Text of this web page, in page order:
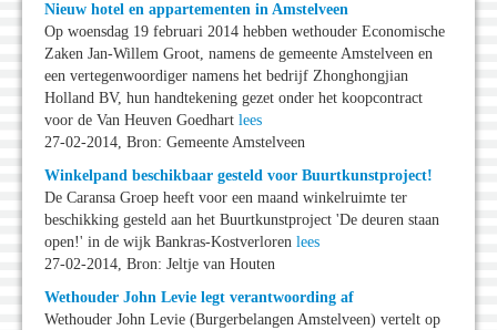
Nieuw hotel en appartementen in Amstelveen
Op woensdag 19 februari 2014 hebben wethouder Economische
Zaken Jan-Willem Groot, namens de gemeente Amstelveen en
een vertegenwoordiger namens het bedrijf Zhonghongjian
Holland BV, hun handtekening gezet onder het koopcontract
voor de Van Heuven Goedhart lees
27-02-2014, Bron: Gemeente Amstelveen
Winkelpand beschikbaar gesteld voor Buurtkunstproject!
De Caransa Groep heeft voor een maand winkelruimte ter
beschikking gesteld aan het Buurtkunstproject 'De deuren staan
open!' in de wijk Bankras-Kostverloren lees
27-02-2014, Bron: Jeltje van Houten
Wethouder John Levie legt verantwoording af
Wethouder John Levie (Burgerbelangen Amstelveen) vertelt op